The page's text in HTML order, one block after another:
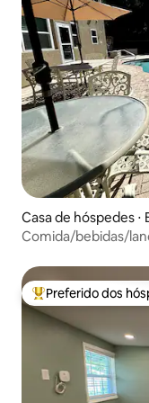
Casa de hóspedes ⋅
Comida/bebidas/
Entre os melhores
Preferido dos